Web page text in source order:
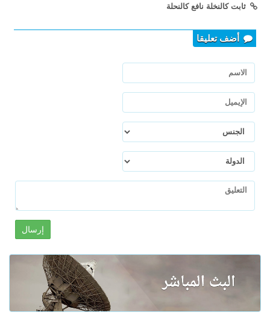
ثابت كالنخلة نافع كالنحلة
أضف تعليقا
إرسال